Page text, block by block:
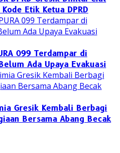
Etik Ketua DPRD
099 Terdampar di
Ada Upaya Evakuasi
Gresik Kembali Berbagi
Bersama Abang Becak